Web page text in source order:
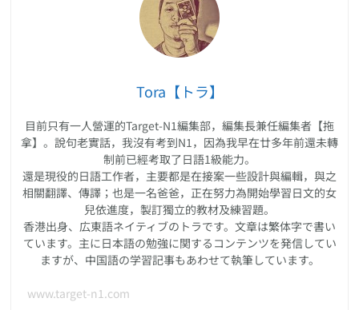
Tora【トラ】
目前只有一人營運的Target-N1編集部，編集長兼任編集者【拖
拿】。說句老實話，我沒有考到N1，因為我早在廿多年前還未轉
制前已經考取了日語1級能力。
還是現役的日語工作者，主要都是在接案一些設計與編輯，與之
相關翻譯、傳譯；也是一名爸爸，正在努力為開始學習日文的女
兒依進度，製訂獨立的教材及練習題。
香港出身、広東語ネイティブのトラです。文章は繁体字で書い
ています。主に日本語の勉強に関するコンテンツを発信してい
ますが、中国語の学習記事もあわせて執筆しています。
www.target-n1.com